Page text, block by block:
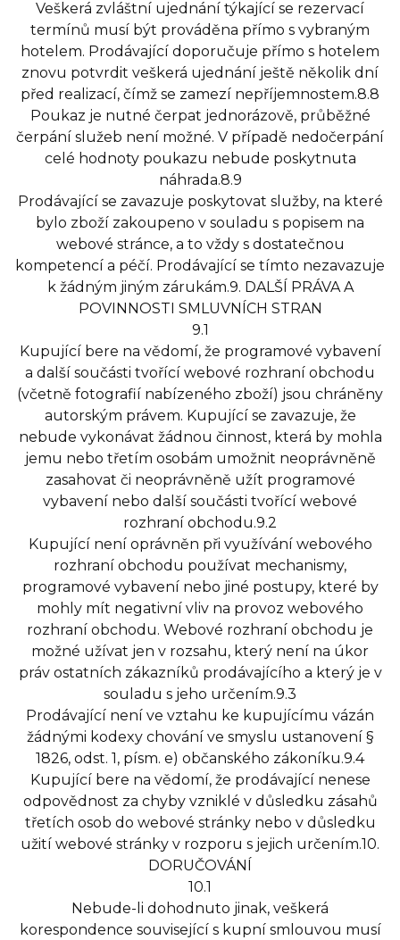
Veškerá zvláštní ujednání týkající se rezervací
termínů musí být prováděna přímo s vybraným
hotelem. Prodávající doporučuje přímo s hotelem
znovu potvrdit veškerá ujednání ještě několik dní
před realizací, čímž se zamezí nepříjemnostem.8.8
Poukaz je nutné čerpat jednorázově, průběžné
čerpání služeb není možné. V případě nedočerpání
celé hodnoty poukazu nebude poskytnuta
náhrada.8.9
Prodávající se zavazuje poskytovat služby, na které
bylo zboží zakoupeno v souladu s popisem na
webové stránce, a to vždy s dostatečnou
kompetencí a péčí. Prodávající se tímto nezavazuje
k žádným jiným zárukám.9. DALŠÍ PRÁVA A
POVINNOSTI SMLUVNÍCH STRAN
9.1
Kupující bere na vědomí, že programové vybavení
a další součásti tvořící webové rozhraní obchodu
(včetně fotografií nabízeného zboží) jsou chráněny
autorským právem. Kupující se zavazuje, že
nebude vykonávat žádnou činnost, která by mohla
jemu nebo třetím osobám umožnit neoprávněně
zasahovat či neoprávněně užít programové
vybavení nebo další součásti tvořící webové
rozhraní obchodu.9.2
Kupující není oprávněn při využívání webového
rozhraní obchodu používat mechanismy,
programové vybavení nebo jiné postupy, které by
mohly mít negativní vliv na provoz webového
rozhraní obchodu. Webové rozhraní obchodu je
možné užívat jen v rozsahu, který není na úkor
práv ostatních zákazníků prodávajícího a který je v
souladu s jeho určením.9.3
Prodávající není ve vztahu ke kupujícímu vázán
žádnými kodexy chování ve smyslu ustanovení §
1826, odst. 1, písm. e) občanského zákoníku.9.4
Kupující bere na vědomí, že prodávající nenese
odpovědnost za chyby vzniklé v důsledku zásahů
třetích osob do webové stránky nebo v důsledku
užití webové stránky v rozporu s jejich určením.10.
DORUČOVÁNÍ
10.1
Nebude-li dohodnuto jinak, veškerá
korespondence související s kupní smlouvou musí